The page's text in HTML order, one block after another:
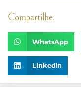
Compartilhe:
WhatsApp
LinkedIn